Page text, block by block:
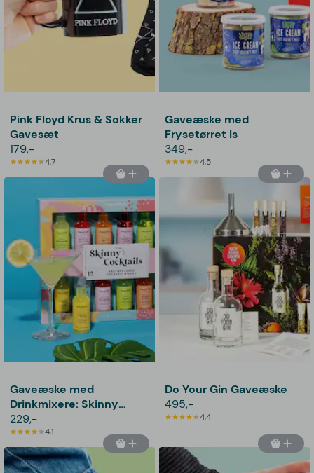
Pink Floyd Krus & Sokker
Gavesæt
179,-
4,7
Gaveæske med
Frysetørret Is
349,-
4,5
Gaveæske med
Drinkmixere: Skinny
Cocktails - Thoughtfully
229,-
4,1
Do Your Gin Gaveæske
495,-
4,4